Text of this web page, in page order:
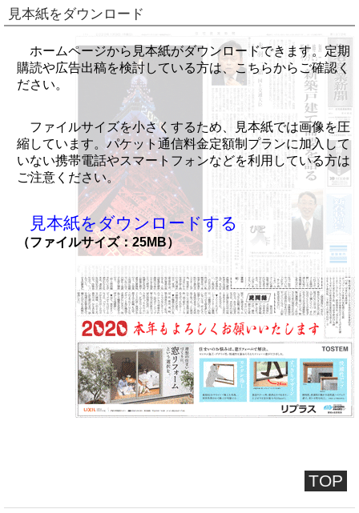
見本紙をダウンロード
ホームページから見本紙がダウンロードできます。定期
購読や広告出稿を検討している方は、こちらからご確認く
ださい。
ファイルサイズを小さくするため、見本紙では画像を圧
縮しています。パケット通信料金定額制プランに加入して
いない携帯電話やスマートフォンなどを利用している方は
ご注意ください。
見本紙をダウンロードする
（ファイルサイズ：25MB）
TOP